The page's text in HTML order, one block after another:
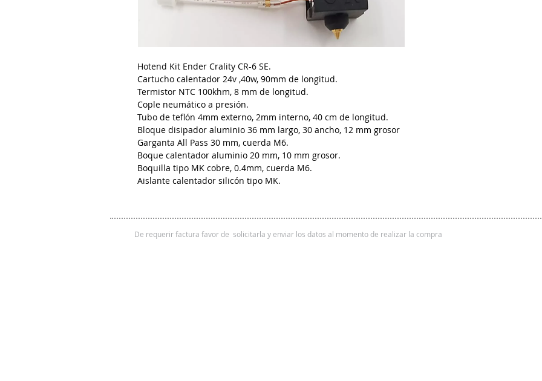
Hotend Kit Ender Crality CR-6 SE.
Cartucho calentador 24v ,40w, 90mm de longitud.
Termistor NTC 100khm, 8 mm de longitud.
Cople neumático a presión.
Tubo de teflón 4mm externo, 2mm interno, 40 cm de longitud.
Bloque disipador aluminio 36 mm largo, 30 ancho, 12 mm grosor
Garganta All Pass 30 mm, cuerda M6.
Boque calentador aluminio 20 mm, 10 mm grosor.
Boquilla tipo MK cobre, 0.4mm, cuerda M6.
Aislante calentador silicón tipo MK.
De requerir factura favor de solicitarla y enviar los datos al momento de realizar la compra